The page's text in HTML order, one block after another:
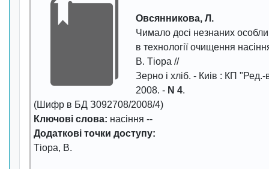
Овсянникова, Л.
Чимало досі незнаних
в технології очищення
В. Тіора //
Зерно і хліб. - Киiв : КП "Ред.-
2008. - N 4.
(Шифр в БД З092708/2008/4)
Ключові слова: насіння --
Додаткові точки доступу:
Тіора, В.